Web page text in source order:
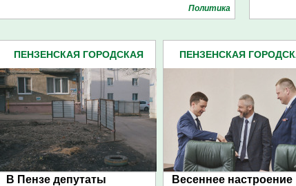
Политика
ПЕНЗЕНСКАЯ ГОРОДСКАЯ
В Пензе депутаты
ПЕНЗЕНСКАЯ
Весеннее настроение